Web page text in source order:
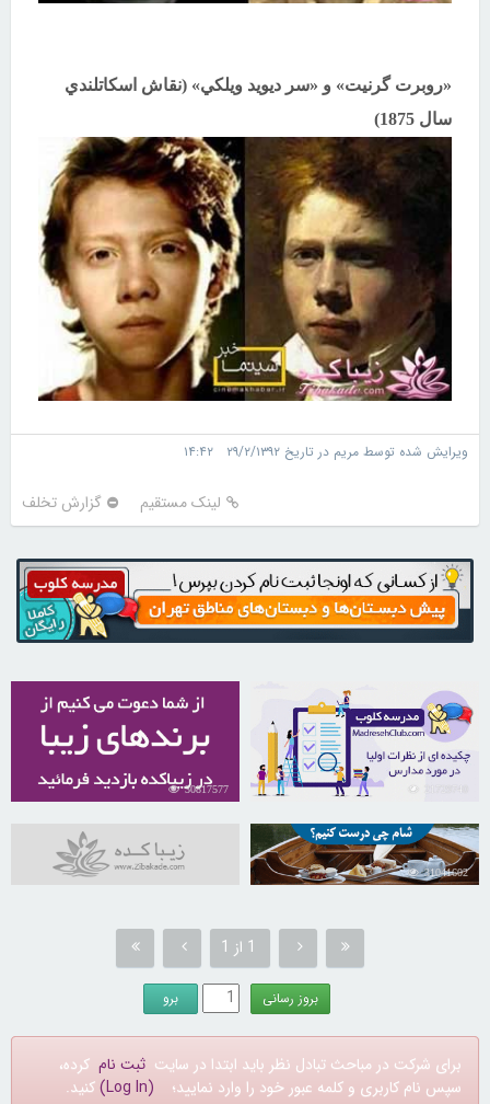
«روبرت گرنيت» و «سر ديويد ويلكي» (نقاش اسكاتلندي
سال 1875)
ویرایش شده توسط مریم در تاریخ ۲۹/۲/۱۳۹۲ ۱۴:۴۲
لینک مستقیم گزارش تخلف
30817577
31041602
1 از 1
برای شرکت در مباحث تبادل نظر باید ابتدا در سایت ثبت نام کرده،
سپس نام کاربری و کلمه عبور خود را وارد نمایید؛ (Log In) کنید.